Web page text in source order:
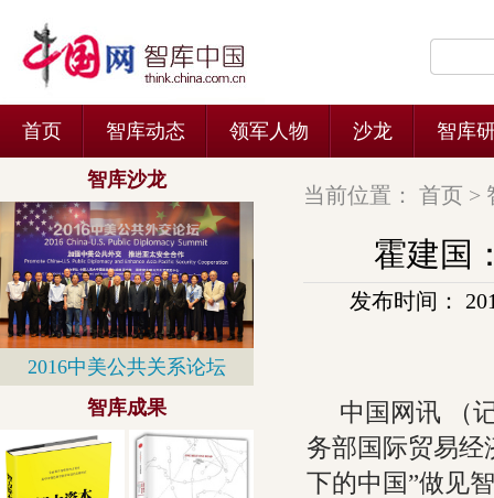
当前位置： 首页 >
霍建国
发布时间：
中国网讯 （
务部国际贸易经
下的中国”做见